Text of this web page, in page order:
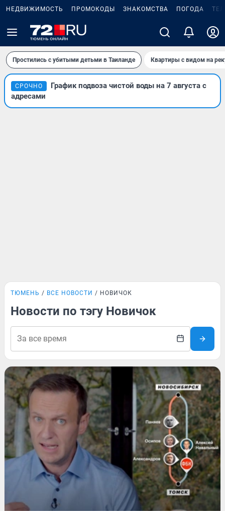
НЕДВИЖИМОСТЬ ПРОМОКОДЫ ЗНАКОМСТВА ПОГОДА
Простились с убитыми детьми в Таиланде Квартиры с видом на
СРОЧНО
График подвоза чистой воды на 7 августа с
адресами
ТЮМЕНЬ ВСЕ НОВОСТИ НОВИЧОК
Новости по тэгу Новичок